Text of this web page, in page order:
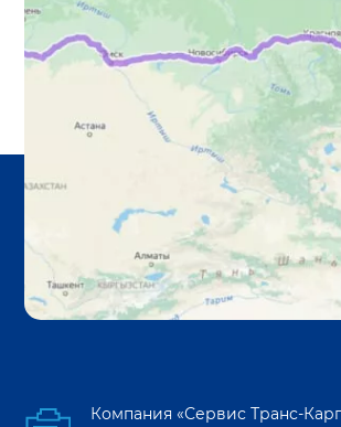
Компания «Сервис Транс-